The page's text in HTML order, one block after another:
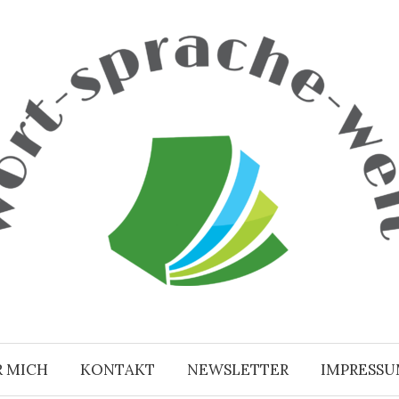
MICH KONTAKT NEWSLETTER